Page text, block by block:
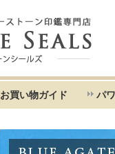
お買い物ガイド パ